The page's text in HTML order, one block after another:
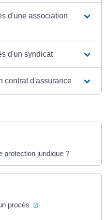
d'une association
d'un syndicat
contrat d'assurance
protection juridique ?
procès (ouverture dans un